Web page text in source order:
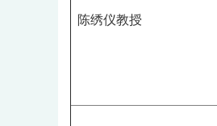
陈绣仪教授